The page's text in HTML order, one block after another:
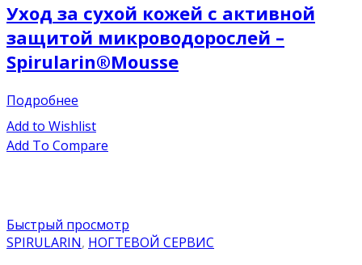
Уход за сухой кожей с активной
защитой микроводорослей –
Spirularin®Mousse
Подробнее
Add to Wishlist
Add To Compare
Быстрый просмотр
SPIRULARIN, НОГТЕВОЙ СЕРВИС